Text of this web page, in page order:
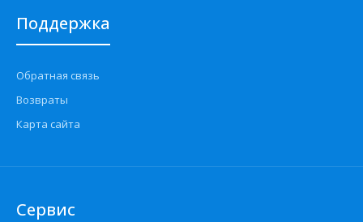
Поддержка
Обратная связь
Возвраты
Карта сайта
Сервис